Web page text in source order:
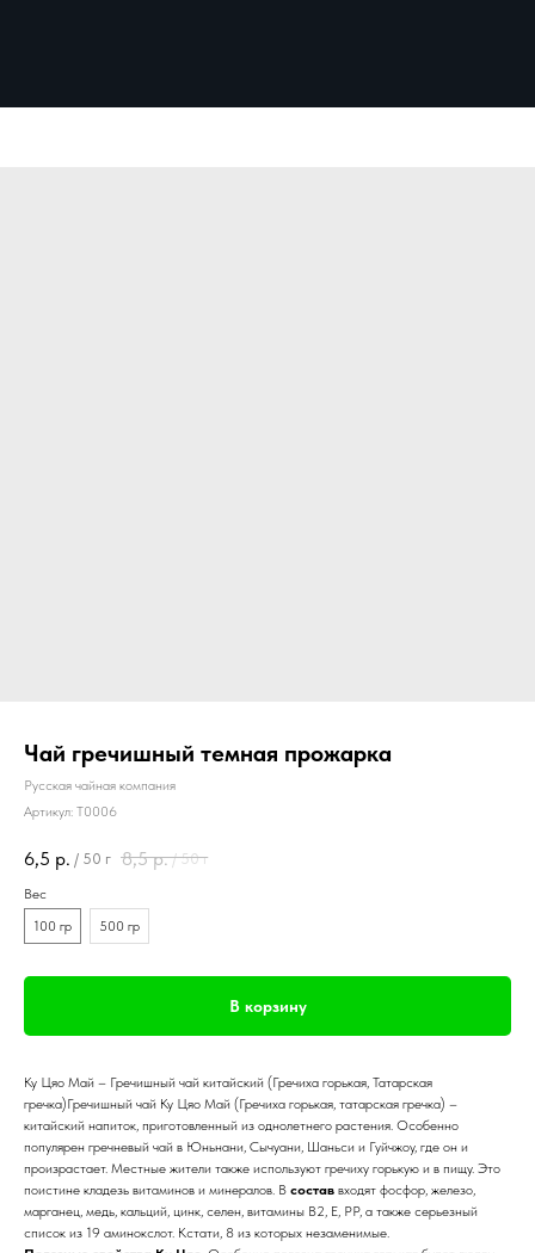
Чай гречишный темная прожарка
Русская чайная компания
Артикул: T0006
6,5 р. / 50 г 8,5 р. / 50 г
Вес
100 гр
500 гр
В корзину
Ку Цяо Май – Гречишный чай китайский (Гречиха горькая, Татарская
гречка)Гречишный чай Ку Цяо Май (Гречиха горькая, татарская гречка) –
китайский напиток, приготовленный из однолетнего растения. Особенно
популярен гречневый чай в Юньнани, Сычуани, Шаньси и Гуйчжоу, где он и
произрастает. Местные жители также используют гречиху горькую и в пищу. Это
поистине кладезь витаминов и минералов. В состав входят фосфор, железо,
марганец, медь, кальций, цинк, селен, витамины В2, Е, РР, а также серьезный
список из 19 аминокслот. Кстати, 8 из которых незаменимые.